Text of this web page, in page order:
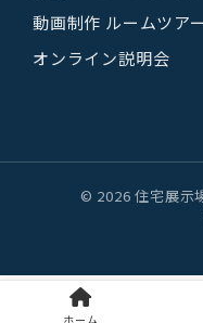
動画制作 ルームツアー
オンライン説明会
© 2026 住宅展示
ホーム